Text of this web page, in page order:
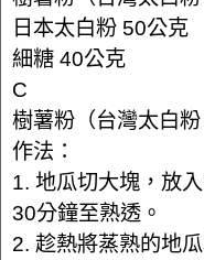
日本太白粉 50公克
細糖 40公克
C
樹薯粉（台灣太白
作法：
1. 地瓜切大塊，放
30分鐘至熟透。
2. 趁熱將蒸熟的地